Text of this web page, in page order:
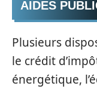
AIDES
Plusieurs
le crédit
énergétique,